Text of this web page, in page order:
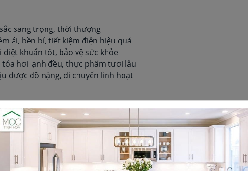
sang trọng, thời thượng
ái, bền bỉ, tiết kiệm điện hiệu quả
diệt khuẩn tốt, bảo vệ sức khỏe
hơi lạnh đều, thực phẩm tươi lâu
được đồ nặng, di chuyển linh hoạt
trên